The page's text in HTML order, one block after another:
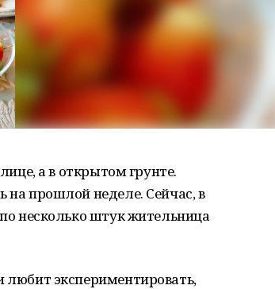
а в открытом грунте.
на прошлой неделе. Сейчас, в
несколько штук жительница
экспериментировать,